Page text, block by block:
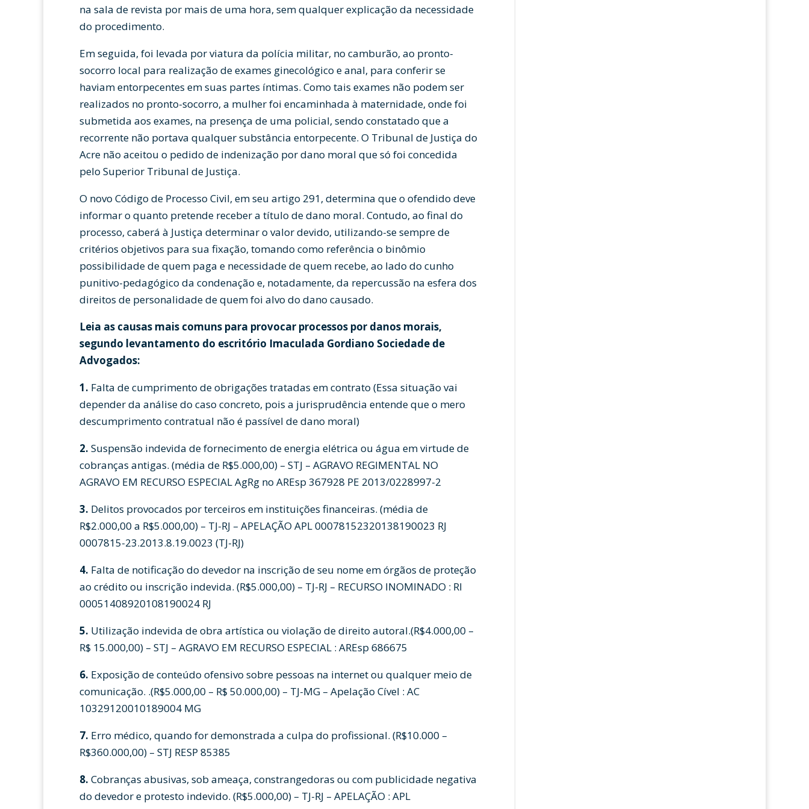
na sala de revista por mais de uma hora, sem qualquer explicação da necessidade
do procedimento.
Em seguida, foi levada por viatura da polícia militar, no camburão, ao pronto-
socorro local para realização de exames ginecológico e anal, para conferir se
haviam entorpecentes em suas partes íntimas. Como tais exames não podem ser
realizados no pronto-socorro, a mulher foi encaminhada à maternidade, onde foi
submetida aos exames, na presença de uma policial, sendo constatado que a
recorrente não portava qualquer substância entorpecente. O Tribunal de Justiça do
Acre não aceitou o pedido de indenização por dano moral que só foi concedida
pelo Superior Tribunal de Justiça.
O novo Código de Processo Civil, em seu artigo 291, determina que o ofendido deve
informar o quanto pretende receber a título de dano moral. Contudo, ao final do
processo, caberá à Justiça determinar o valor devido, utilizando-se sempre de
critérios objetivos para sua fixação, tomando como referência o binômio
possibilidade de quem paga e necessidade de quem recebe, ao lado do cunho
punitivo-pedagógico da condenação e, notadamente, da repercussão na esfera dos
direitos de personalidade de quem foi alvo do dano causado.
Leia as causas mais comuns para provocar processos por danos morais,
segundo levantamento do escritório Imaculada Gordiano Sociedade de
Advogados:
1. Falta de cumprimento de obrigações tratadas em contrato (Essa situação vai
depender da análise do caso concreto, pois a jurisprudência entende que o mero
descumprimento contratual não é passível de dano moral)
2. Suspensão indevida de fornecimento de energia elétrica ou água em virtude de
cobranças antigas. (média de R$5.000,00) – STJ – AGRAVO REGIMENTAL NO
AGRAVO EM RECURSO ESPECIAL AgRg no AREsp 367928 PE 2013/0228997-2
3. Delitos provocados por terceiros em instituições financeiras. (média de
R$2.000,00 a R$5.000,00) – TJ-RJ – APELAÇÃO APL 00078152320138190023 RJ
0007815-23.2013.8.19.0023 (TJ-RJ)
4. Falta de notificação do devedor na inscrição de seu nome em órgãos de proteção
ao crédito ou inscrição indevida. (R$5.000,00) – TJ-RJ – RECURSO INOMINADO : RI
00051408920108190024 RJ
5. Utilização indevida de obra artística ou violação de direito autoral.(R$4.000,00 –
R$ 15.000,00) – STJ – AGRAVO EM RECURSO ESPECIAL : AREsp 686675
6. Exposição de conteúdo ofensivo sobre pessoas na internet ou qualquer meio de
comunicação. .(R$5.000,00 – R$ 50.000,00) – TJ-MG – Apelação Cível : AC
10329120010189004 MG
7. Erro médico, quando for demonstrada a culpa do profissional. (R$10.000 –
R$360.000,00) – STJ RESP 85385
8. Cobranças abusivas, sob ameaça, constrangedoras ou com publicidade negativa
do devedor e protesto indevido. (R$5.000,00) – TJ-RJ – APELAÇÃO : APL